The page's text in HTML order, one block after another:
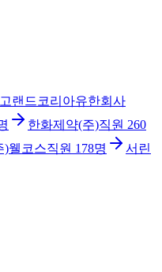
랜드코리아유한회사
한화제약(주)직원 260
)웰코스직원 178명
서린